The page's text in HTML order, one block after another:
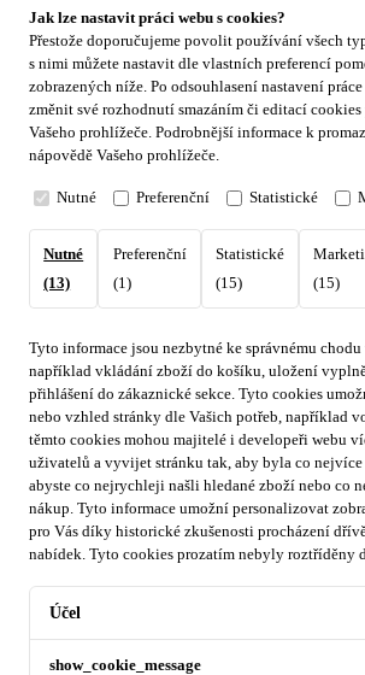
Jak lze nastavit práci webu s cookies?
Přestože doporučujeme povolit používání všech
s nimi můžete nastavit dle vlastních preferencí
zobrazených níže. Po odsouhlasení nastavení
změnit své rozhodnutí smazáním či editací
Vašeho prohlížeče. Podrobnější informace k
nápovědě Vašeho prohlížeče.
Nutné Preferenční Statistické
Nutné
(13)
Preferenční
(1)
Statistické
(15)
(15)
Tyto informace jsou nezbytné ke správnému
například vkládání zboží do košíku, uložení
přihlášení do zákaznické sekce. Tyto cookies
nebo vzhled stránky dle Vašich potřeb, například
těmto cookies mohou majitelé i developeři webu
uživatelů a vyvijet stránku tak, aby byla co
abyste co nejrychleji našli hledané zboží nebo co
nákup. Tyto informace umožní personalizovat
pro Vás díky historické zkušenosti procházení
nabídek. Tyto cookies prozatím nebyly roztříděny
Účel
show_cookie_message